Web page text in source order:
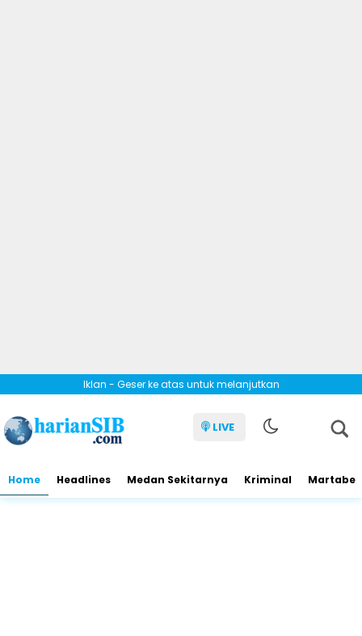
Iklan - Geser ke atas untuk melanjutkan
LIVE
Home Headlines Medan Sekitarnya Kriminal Martabe